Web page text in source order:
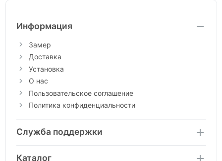
Информация
Замер
Доставка
Установка
О нас
Пользовательское соглашение
Политика конфиденциальности
Служба поддержки
Каталог